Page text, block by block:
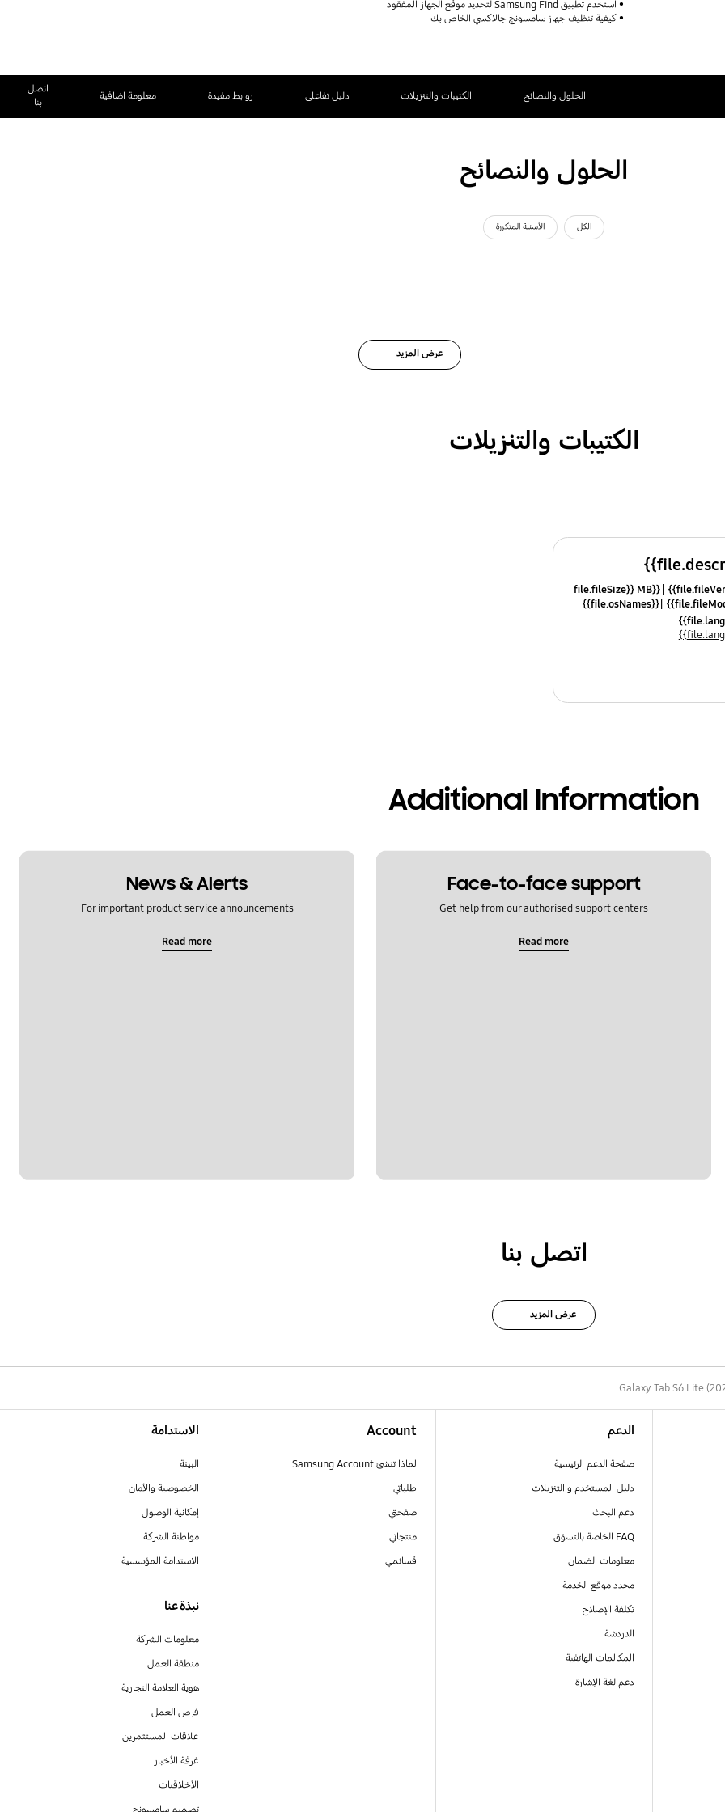
استخدم تطبيق Samsung Find لتحديد موقع الجهاز المفقود
كيفية تنظيف جهاز سامسونج جالاكسي الخاص بك
الحلول والنصائح الكتيبات والتنزيلات دليل تفاعلى روابط مفيدة معلومة اضافية
اتصل
بنا
الحلول والنصائح
الكل الأسئلة المتكررة
عرض المزيد
الكتيبات والتنزيلات
{{file.fileSize}} MB
{{file.osNames}}
Additional Information
Face-to-face support
Get help from our authorised support centers
Read more
News & Alerts
For important product service announcements
Read more
اتصل بنا
عرض المزيد
Galaxy Tab S6 Lite
الدعم
صفحة الدعم الرئيسية
دليل المستخدم و التنزيلات
دعم البحث
FAQ الخاصة بالتسوّق
معلومات الضمان
محدد موقع الخدمة
تكلفة الإصلاح
الدردشة
المكالمات الهاتفية
دعم لغة الإشارة
Account
لماذا تنشئ Samsung Account
طلباتي
صفحتي
منتجاتي
قسائمي
الاستدامة
البيئة
الخصوصية والأمان
إمكانية الوصول
مواطنة الشركة
الاستدامة المؤسسية
نبذة عنا
معلومات الشركة
منطقة العمل
هوية العلامة التجارية
فرص العمل
علاقات المستثمرين
غرفة الأخبار
الأخلاقيات